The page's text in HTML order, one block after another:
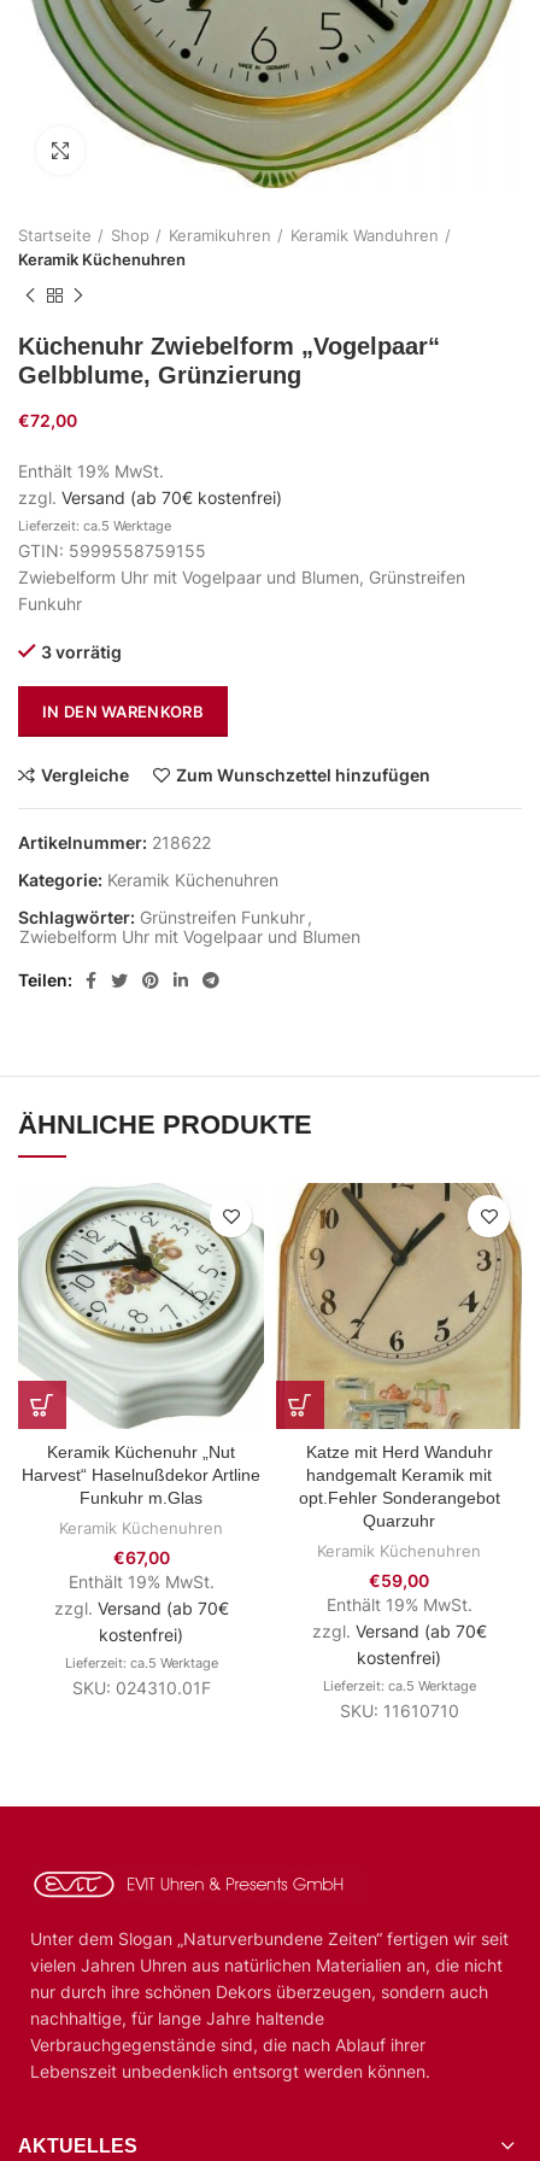
Zum Vergrößern klicken
Startseite Shop Keramikuhren
Keramik Wanduhren
Keramik Küchenuhren
Küchenuhr Zwiebelform „Vogelpaar“
Gelbblume, Grünzierung
€72,00
Enthält 19% MwSt.
zzgl. Versand (ab 70€ kostenfrei)
Lieferzeit: ca.5 Werktage
GTIN: 5999558759155
Zwiebelform Uhr mit Vogelpaar und Blumen, Grünstreifen
Funkuhr
3 vorrätig
IN DEN WARENKORB
Vergleiche Zum Wunschzettel hinzufügen
Artikelnummer: 218622
Kategorie: Keramik Küchenuhren
Schlagwörter: Grünstreifen Funkuhr,
Zwiebelform Uhr mit Vogelpaar und Blumen
Teilen
ÄHNLICHE PRODUKTE
Keramik Küchenuhr „Nut
Harvest“ Haselnußdekor Artline
Funkuhr m.Glas
Keramik Küchenuhren
€67,00
Enthält 19% MwSt.
zzgl. Versand (ab 70€
kostenfrei)
Lieferzeit: ca.5 Werktage
SKU: 024310.01F
Katze mit Herd Wanduhr
handgemalt Keramik mit
opt.Fehler Sonderangebot
Quarzuhr
Keramik Küchenuhren
€59,00
Enthält 19% MwSt.
zzgl. Versand (ab 70€
kostenfrei)
Lieferzeit: ca.5 Werktage
SKU: 11610710
Unter dem Slogan „Naturverbundene Zeiten“ fertigen wir seit
vielen Jahren Uhren aus natürlichen Materialien an, die nicht
nur durch ihre schönen Dekors überzeugen, sondern auch
nachhaltige, für lange Jahre haltende
Verbrauchgegenstände sind, die nach Ablauf ihrer
Lebenszeit unbedenklich entsorgt werden können.
AKTUELLES